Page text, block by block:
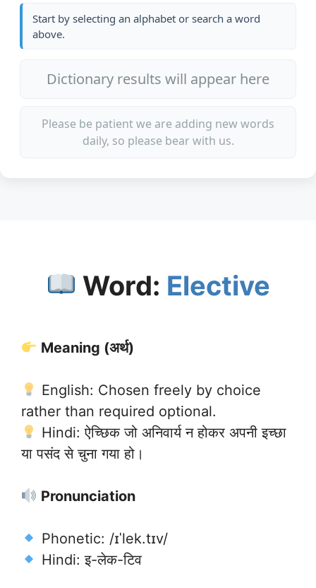
Start by selecting an alphabet or search a word
above.
Dictionary results will appear here
Please be patient we are adding new words
daily, so please bear with us.
Word: Elective
Meaning (अर्थ)
English: Chosen freely by choice
rather than required optional.
Hindi: ऐच्छिक जो अनिवार्य न होकर अपनी इच्छा
या पसंद से चुना गया हो।
Pronunciation
Phonetic: /ɪˈlek.tɪv/
Hindi: इ-लेक-टिव